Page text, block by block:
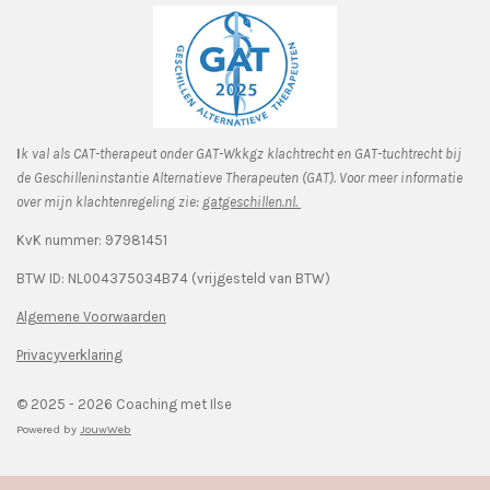
Ik val als CAT-therapeut onder GAT-Wkkgz klachtrecht en GAT-tuchtrecht bij
de Geschilleninstantie Alternatieve Therapeuten (GAT). Voor meer informatie
over mijn klachtenregeling zie: gatgeschillen.nl.
KvK nummer: 97981451
BTW ID: NL004375034B74 (vrijgesteld van BTW)
Algemene Voorwaarden
Privacyverklaring
© 2025 - 2026 Coaching met Ilse
Powered by JouwWeb